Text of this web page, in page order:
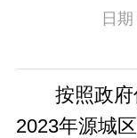
日
按照政府
2023年源城